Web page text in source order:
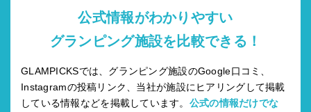
公式情報がわかりやすい
グランピング施設を比較できる！
GLAMPICKSでは、グランピング施設のGoogle口コミ、
Instagramの投稿リンク、当社が施設にヒアリングして掲載
している情報などを掲載しています。 公式の情報だけでな